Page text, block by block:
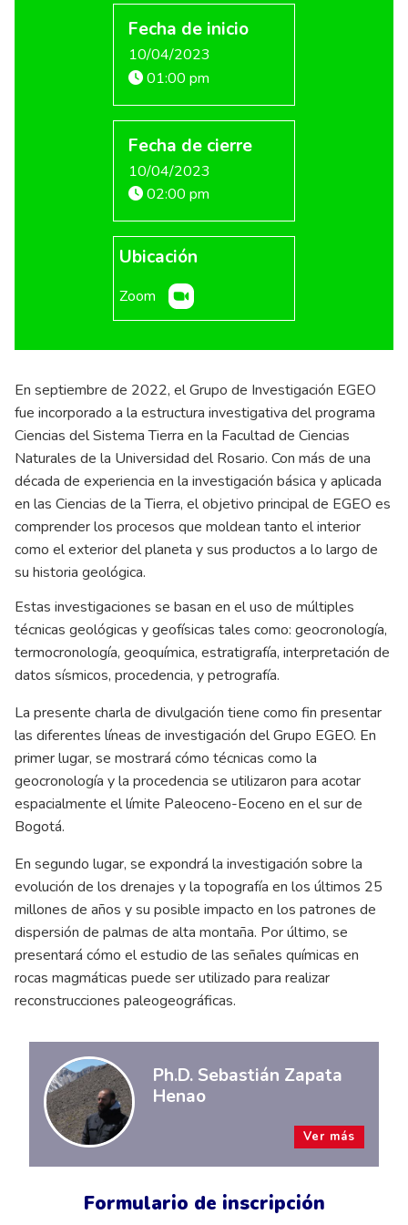
Formulario de inscripción
Fecha de inicio
10/04/2023
01:00 pm
Fecha de cierre
10/04/2023
02:00 pm
Ubicación
Zoom
En septiembre de 2022, el Grupo de Investigación EGEO
fue incorporado a la estructura investigativa del programa
Ciencias del Sistema Tierra en la Facultad de Ciencias
Naturales de la Universidad del Rosario. Con más de una
década de experiencia en la investigación básica y aplicada
en las Ciencias de la Tierra, el objetivo principal de EGEO es
comprender los procesos que moldean tanto el interior
como el exterior del planeta y sus productos a lo largo de
su historia geológica.
Estas investigaciones se basan en el uso de múltiples
técnicas geológicas y geofísicas tales como: geocronología,
termocronología, geoquímica, estratigrafía, interpretación de
datos sísmicos, procedencia, y petrografía.
La presente charla de divulgación tiene como fin presentar
las diferentes líneas de investigación del Grupo EGEO. En
primer lugar, se mostrará cómo técnicas como la
geocronología y la procedencia se utilizaron para acotar
espacialmente el límite Paleoceno-Eoceno en el sur de
Bogotá.
En segundo lugar, se expondrá la investigación sobre la
evolución de los drenajes y la topografía en los últimos 25
millones de años y su posible impacto en los patrones de
dispersión de palmas de alta montaña. Por último, se
presentará cómo el estudio de las señales químicas en
rocas magmáticas puede ser utilizado para realizar
reconstrucciones paleogeográficas.
Ph.D. Sebastián Zapata
Henao
Ver más